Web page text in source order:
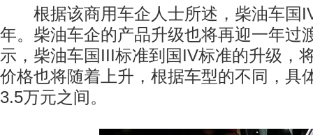
根据该商用车企人士所述，柴油车国
年。柴油车企的产品升级也将再迎一年过
示，柴油车国III标准到国IV标准的升级，
价格也将随着上升，根据车型的不同，具
3.5万元之间。